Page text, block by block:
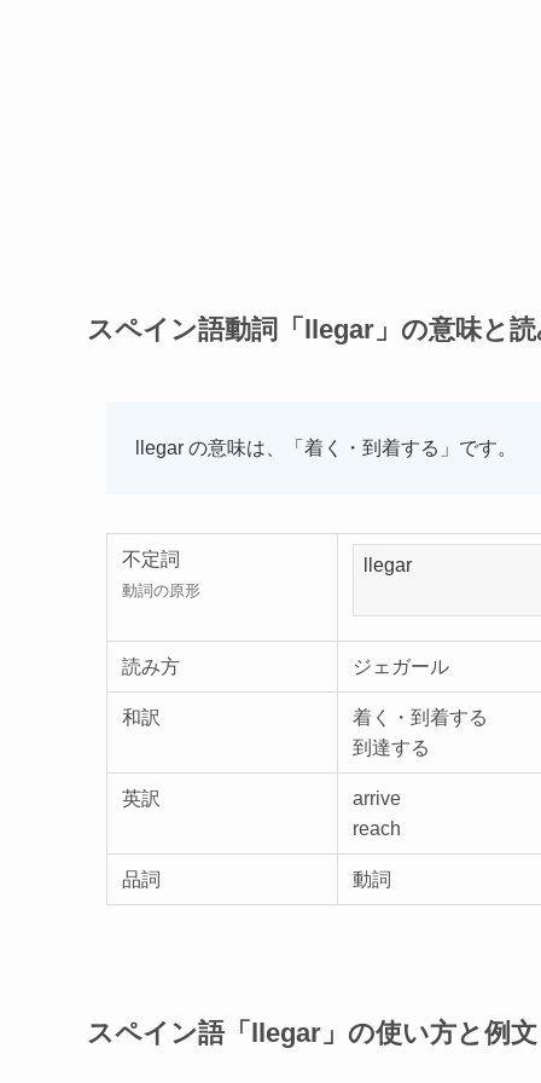
スペイン語動詞「llegar」の意味と
llegar の意味は、「着く・到着する」です。
不定詞
動詞の原形
読み方 ジェガール
和訳
着く・到着する
到達する
英訳
arrive
reach
品詞 動詞
スペイン語「llegar」の使い方と例文